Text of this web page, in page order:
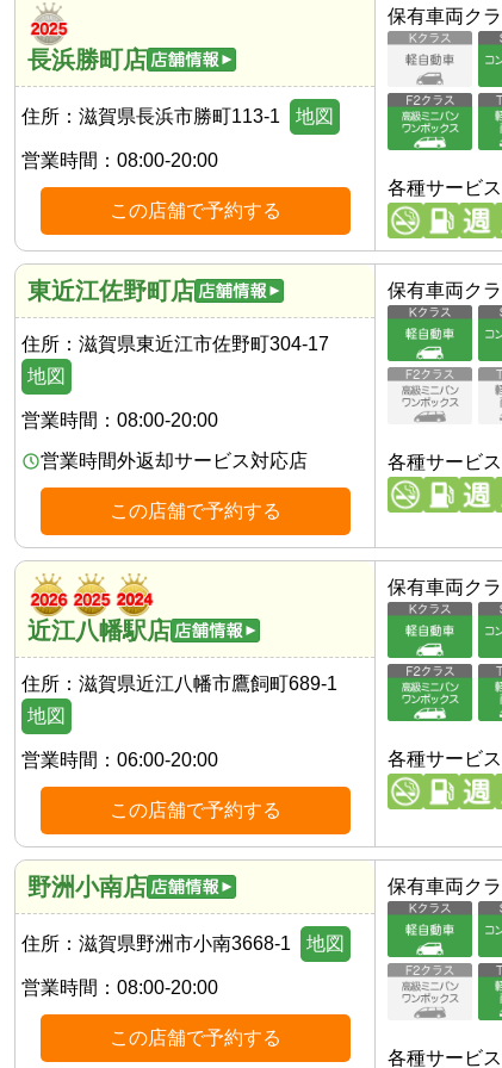
長浜勝町店
住所： 滋賀県長浜市勝町113-1 地図
営業時間： 08:00-20:00
この店舗で予約する
保有車両ク
各種サービス
東近江佐野町店
住所： 滋賀県東近江市佐野町304-17
地図
営業時間： 08:00-20:00
営業時間外返却サービス対応店
この店舗で予約する
保有車両ク
各種サービス
近江八幡駅店
住所： 滋賀県近江八幡市鷹飼町689-1
地図
営業時間： 06:00-20:00
この店舗で予約する
保有車両ク
各種サービス
野洲小南店
住所： 滋賀県野洲市小南3668-1 地図
営業時間： 08:00-20:00
この店舗で予約する
保有車両ク
各種サービス